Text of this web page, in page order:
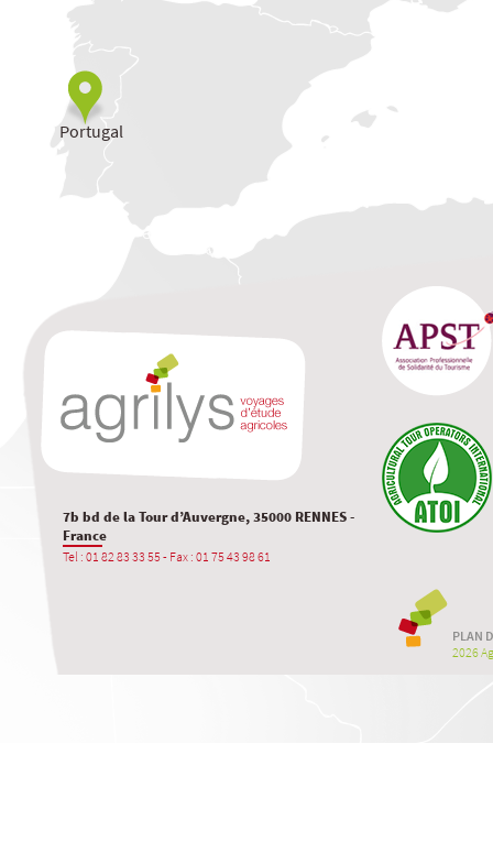
Portugal
7b bd de la Tour d’Auvergne, 35000 RENNES -
France
Tel : 01 82 83 33 55 - Fax : 01 75 43 98 61
PLAN
2026